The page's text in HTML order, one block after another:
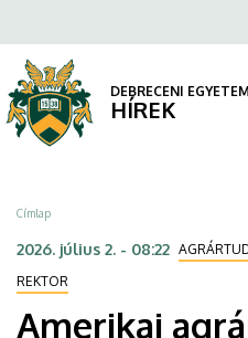
agrár
szakdiplomata
Debreceni
Egyetemen
a
tartalomra
DEBRECENI EGYETEM
HÍREK
Morzsa
Címlap
2026. július 2. - 08:22
REKTOR
Amerikai